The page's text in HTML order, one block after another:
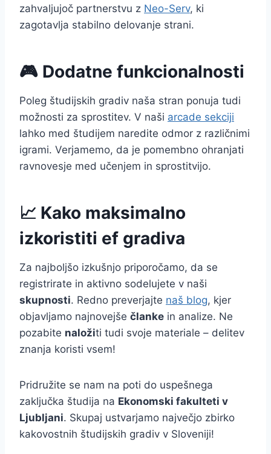
zahvaljujoč partnerstvu z Neo-Serv, ki
zagotavlja stabilno delovanje strani.
🎮 Dodatne funkcionalnosti
Poleg študijskih gradiv naša stran ponuja tudi
možnosti za sprostitev. V naši arcade sekciji
lahko med študijem naredite odmor z različnimi
igrami. Verjamemo, da je pomembno ohranjati
ravnovesje med učenjem in sprostitvijo.
📈 Kako maksimalno
izkoristiti ef gradiva
Za najboljšo izkušnjo priporočamo, da se
registrirate in aktivno sodelujete v naši
skupnosti. Redno preverjajte naš blog, kjer
objavljamo najnovejše članke in analize. Ne
pozabite naložiti tudi svoje materiale – delitev
znanja koristi vsem!
Pridružite se nam na poti do uspešnega
zaključka študija na Ekonomski fakulteti v
Ljubljani. Skupaj ustvarjamo največjo zbirko
kakovostnih študijskih gradiv v Sloveniji!